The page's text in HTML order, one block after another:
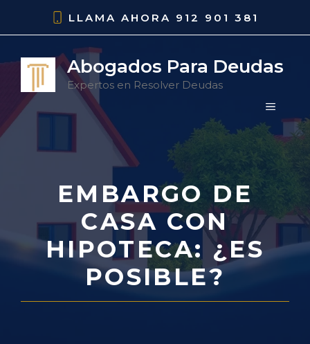
LLAMA AHORA 912 901 381
Abogados Para Deudas
Expertos en Resolver Deudas
MENÚ
EMBARGO DE
CASA CON
HIPOTECA: ¿ES
POSIBLE?